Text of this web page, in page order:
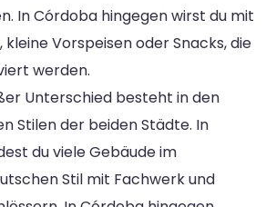
In Córdoba hingegen wirst du mit
Vorspeisen oder Snacks, die
werden.
Unterschied besteht in den
Stilen der beiden Städte. In
du viele Gebäude im
Stil mit Fachwerk und